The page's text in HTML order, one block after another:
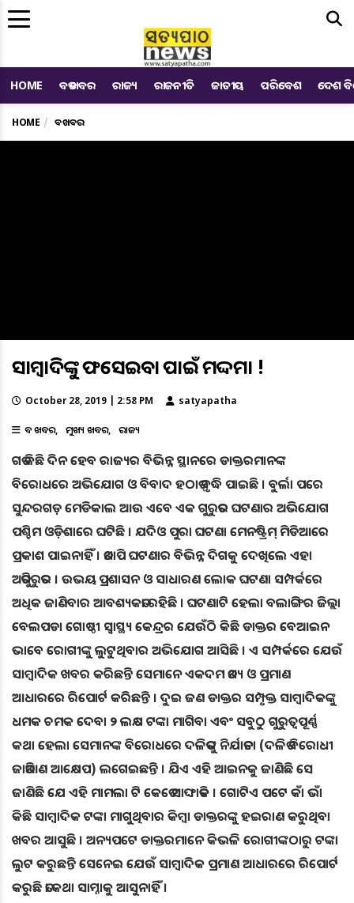
HOME ବଡ ଖବର ରାଜ୍ୟ ରାଜନୀତି ଜାତୀୟ ପରିବେଶ ଦେଶ
HOME ବଡ ଖବର
ସାମ୍ବାଦିକଙ୍କୁ ଫସେଇବା ପାଇଁ ମକଦ୍ଦମା !
October 28, 2019 | 2:58 PM satyapatha
ବଡ ଖବର ମୁଖ୍ୟ ଖବର ରାଜ୍ୟ
ଗତ କିଛି ଦିନ ହେବ ରାଜ୍ୟର ବିଭିନ୍ନ ସ୍ଥାନରେ ଡାକ୍ତରମାନଙ୍କ
ବିରୋଧରେ ଅଭିଯୋଗ ଓ ବିବାଦ ହଠାତ୍ ବୃଦ୍ଧି ପାଇଛି । ବୁର୍ଲା ପରେ
ସୁନ୍ଦରଗଡ଼ ମେଡିକାଲ ଆଉ ଏବେ ଏକ ଗୁରୁତର ଘଟଣାର ଅଭିଯୋଗ
ପଶ୍ଚିମ ଓଡ଼ିଶାରେ ଘଟିଛି । ଯଦିଓ ପୁରା ଘଟଣା ମେନଷ୍ଟ୍ରିମ୍‌ ମିଡିଆରେ
ପ୍ରକାଶ ପାଇନାହିଁ । ତଥାପି ଘଟଣାର ବିଭିନ୍ନ ଦିଗକୁ ଦେଖିଲେ ଏହା
ଅତିଗୁରୁତର । ଉଭୟ ପ୍ରଶାସନ ଓ ସାଧାରଣ ଲୋକ ଘଟଣା ସମ୍ପର୍କରେ
ଅଧିକ ଜାଣିବାର ଆବଶ୍ୟକତା ରହିଛି । ଘଟଣାଟି ହେଲା ବଲାଙ୍ଗିର ଜିଲ୍ଲା
ବେଲପଡା ଗୋଷ୍ଠୀ ସ୍ବାସ୍ଥ୍ୟ କେନ୍ଦ୍ରର ଯେଉଁଠି କିଛି ଡାକ୍ତର ବେଆଇନ
ଭାବେ ରୋଗୀଙ୍କୁ ଲୁଟୁଥିବାର ଅଭିଯୋଗ ଆସିଛି । ଏ ସମ୍ପର୍କରେ ଯେଉଁ
ସାମ୍ବାଦିକ ଖବର କରିଛନ୍ତି ସେମାନେ ଏକଦମ ତଥ୍ୟ ଓ ପ୍ରମାଣ
ଆଧାରରେ ରିପୋର୍ଟ କରିଛନ୍ତି । ଦୁଇ ଜଣ ଡାକ୍ତର ସମ୍ପୃକ୍ତ ସାମ୍ବାଦିକଙ୍କୁ
ଧମକ ଚମକ ଦେବା ୨ ଲକ୍ଷ ଟଙ୍କା ମାଗିବା ଏବଂ ସବୁଠୁ ଗୁରୁତ୍ବପୂର୍ଣ୍ଣ
କଥା ହେଲା ସେମାନଙ୍କ ବିରୋଧରେ ଦଳିତଙ୍କୁ ନିର୍ଯାତନା (ଦଳିତ ବିରୋଧୀ
ଜାତିଆଣ ଆକ୍ଷେପ) ଲଗେଇଛନ୍ତି । ଯିଏ ଏହି ଆଇନକୁ ଜାଣିଛି ସେ
ଜାଣିଛି ଯେ ଏହି ମାମଲା ଟି କେତେ ସାଙ୍ଘାତିକ । ଗୋଟିଏ ପଟେ କାଁ ଭାଁ
କିଛି ସାମ୍ବାଦିକ ଟଙ୍କା ମାଗୁଥିବାର କିମ୍ବା ଡାକ୍ତରଙ୍କୁ ହଇରାଣ କରୁଥିବା
ଖବର ଆସୁଛି । ଅନ୍ୟପଟେ ଡାକ୍ତରମାନେ କିଭଳି ରୋଗୀଙ୍କଠାରୁ ଟଙ୍କା
ଲୁଟ କରୁଛନ୍ତି ସେନେଇ ଯେଉଁ ସାମ୍ବାଦିକ ପ୍ରମାଣ ଆଧାରରେ ରିପୋର୍ଟ
କରୁଛି ତା କଥା ସାମ୍ନାକୁ ଆସୁନାହିଁ ।